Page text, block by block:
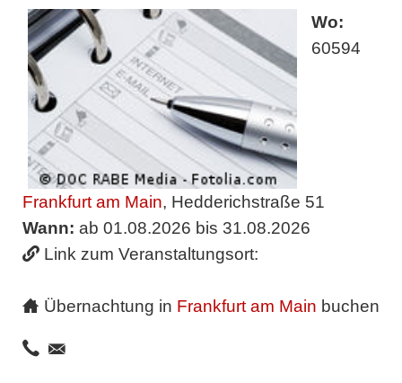
Wo:
60594
Frankfurt am Main, Hedderichstraße 51
Wann: ab 01.08.2026 bis 31.08.2026
Link zum Veranstaltungsort:
Übernachtung in Frankfurt am Main buchen